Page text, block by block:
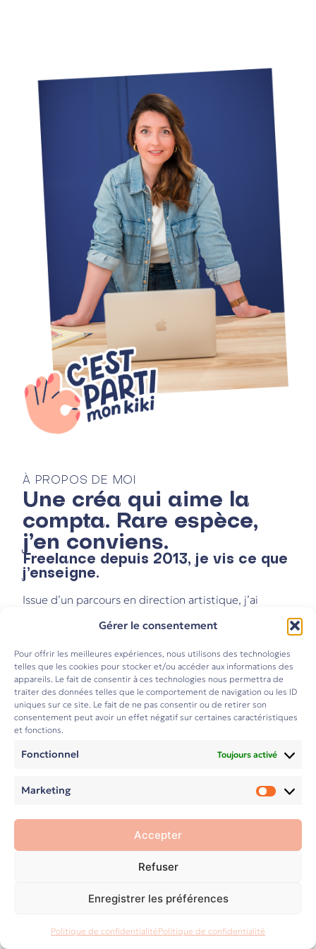
Gérer le consentement
Pour offrir les meilleures expériences, nous utilisons des technologies
telles que les cookies pour stocker et/ou accéder aux informations des
appareils. Le fait de consentir à ces technologies nous permettra de
traiter des données telles que le comportement de navigation ou les ID
uniques sur ce site. Le fait de ne pas consentir ou de retirer son
consentement peut avoir un effet négatif sur certaines caractéristiques
et fonctions.
Fonctionnel Toujours activé
Marketing
Accepter
Refuser
Enregistrer les préférences
Politique de confidentialitéPolitique de confidentialité
À PROPOS DE MOI
Une créa qui aime la
compta. Rare espèce,
j’en conviens.
Freelance depuis 2013, je vis ce que
j’enseigne.
Issue d’un parcours en direction artistique, j’ai
l’indépendance était le terrain de jeu idéal. Très vite,
j’ai compris qu’être freelance ce n’est pas juste
effectuer des missions: c’est maîtriser son statut,
tarifer avec justesse et structurer une activité qui
tient la route.
Les aspects administratifs et organisationnels du
freelancing ? Même pas peur. Je m’y suis reformée,
j’accompagne
un point commun : l’envie de bien faire et d’être
Ce qu’on vient chercher chez moi ? De l’exigence
(pas mal), de l’énergie (beaucoup), et une capacité à
peuple l’univers entrepreneurial.
La TVA et le calcul du TJM, c’est mon stand-up